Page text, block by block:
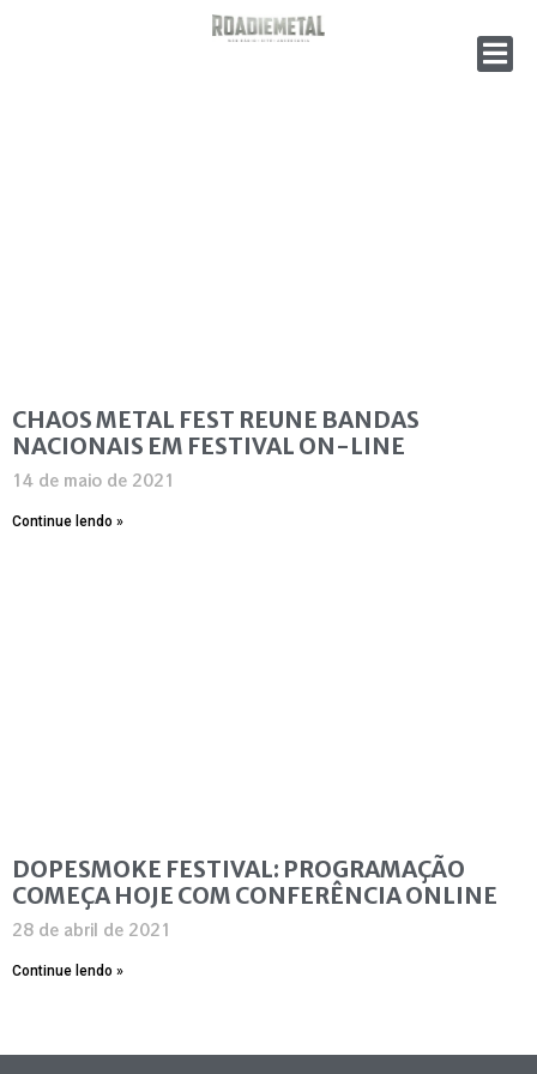
CHAOS METAL FEST REUNE BANDAS
NACIONAIS EM FESTIVAL ON-LINE
14 de maio de 2021
Continue lendo »
DOPESMOKE FESTIVAL: PROGRAMAÇÃO
COMEÇA HOJE COM CONFERÊNCIA ONLINE
28 de abril de 2021
Continue lendo »